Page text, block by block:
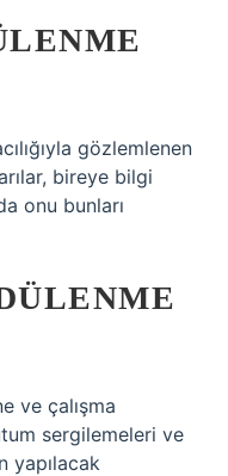
gözlemlenen
bireye bilgi
onu bunları
ve çalışma
sergilemeleri ve
yapılacak